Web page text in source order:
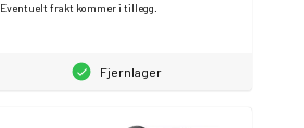
Eventuelt frakt kommer i tillegg.
Fjernlager